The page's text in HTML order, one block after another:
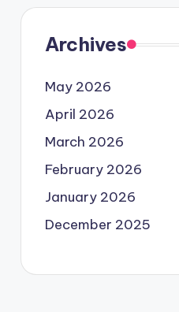
Archives
May 2026
April 2026
March 2026
February 2026
January 2026
December 2025